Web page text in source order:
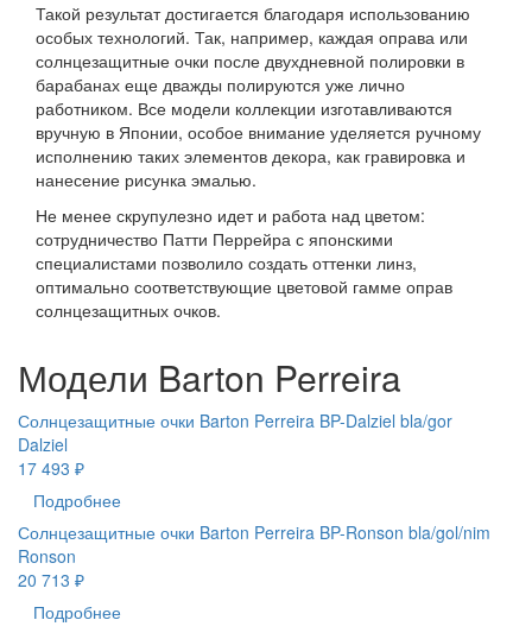
Такой результат достигается благодаря использованию
особых технологий. Так, например, каждая оправа или
солнцезащитные очки после двухдневной полировки в
барабанах еще дважды полируются уже лично
работником. Все модели коллекции изготавливаются
вручную в Японии, особое внимание уделяется ручному
исполнению таких элементов декора, как гравировка и
нанесение рисунка эмалью.
Не менее скрупулезно идет и работа над цветом:
сотрудничество Патти Перрейра с японскими
специалистами позволило создать оттенки линз,
оптимально соответствующие цветовой гамме оправ
солнцезащитных очков.
Модели Barton Perreira
Солнцезащитные очки Barton Perreira BP-Dalziel bla/gor
Dalziel
17 493 ₽
Подробнее
Солнцезащитные очки Barton Perreira BP-Ronson bla/gol/nim
Ronson
20 713 ₽
Подробнее